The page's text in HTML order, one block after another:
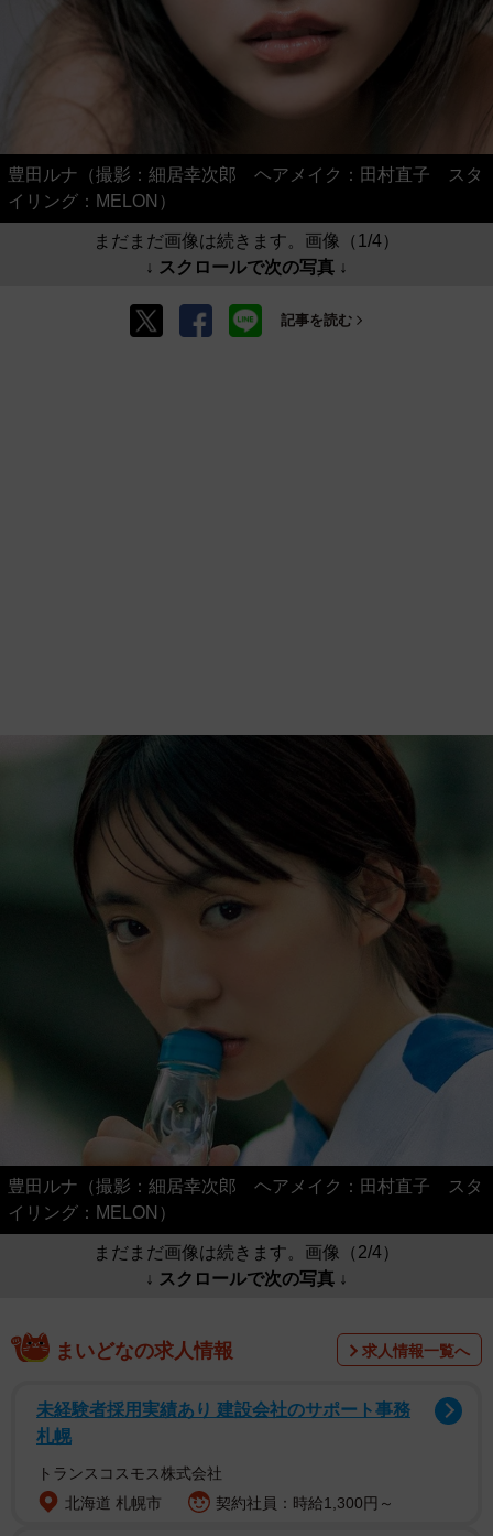
豊田ルナ（撮影：細居幸次郎 ヘアメイク：田村直子 スタ
イリング：MELON）
まだまだ画像は続きます。画像（1/4）
↓ スクロールで次の写真 ↓
記事を読む
豊田ルナ（撮影：細居幸次郎 ヘアメイク：田村直子 スタ
イリング：MELON）
まだまだ画像は続きます。画像（2/4）
↓ スクロールで次の写真 ↓
まいどなの求人情報 求人情報一覧へ
未経験者採用実績あり 建設会社のサポート事務
札幌
トランスコスモス株式会社
北海道 札幌市
契約社員：時給1,300円～